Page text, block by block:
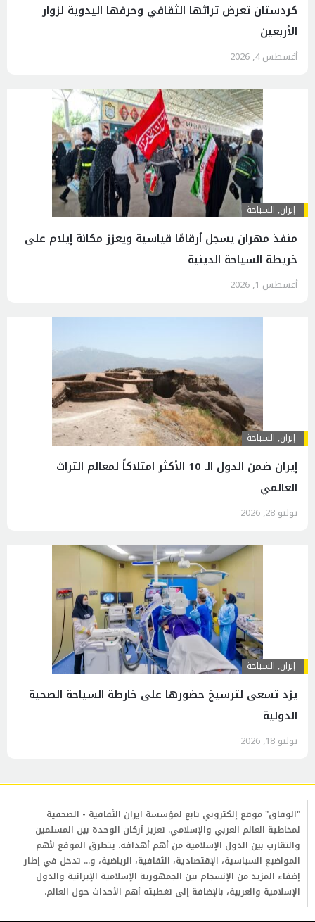
كردستان تعرض تراثها الثقافي وحرفها اليدوية لزوار
الأربعين
أغسطس 4, 2026
إيران, السياحة
منفذ مهران يسجل أرقامًا قياسية ويعزز مكانة إيلام على
خريطة السياحة الدينية
أغسطس 1, 2026
إيران, السياحة
إيران ضمن الدول الـ 10 الأكثر امتلاكاً لمعالم التراث
العالمي
يوليو 28, 2026
إيران, السياحة
يزد تسعى لترسيخ حضورها على خارطة السياحة الصحية
الدولية
يوليو 18, 2026
"الوفاق" موقع إلكتروني تابع لمؤسسة ايران الثقافية - الصحفية
لمخاطبة العالم العربي والإسلامي. تعزيز أركان الوحدة بين المسلمين
والتقارب بين الدول الإسلامية من أهم أهدافه. يتطرق الموقع لأهم
المواضيع السياسية، الإقتصادية، الثقافية، الرياضية، و... تدخل في إطار
إضفاء المزيد من الإنسجام بين الجمهورية الإسلامية الإيرانية والدول
الإسلامية والعربية، بالإضافة إلى تغطيته أهم الأحداث حول العالم.